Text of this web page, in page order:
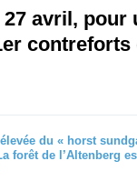
avril, pour
contreforts